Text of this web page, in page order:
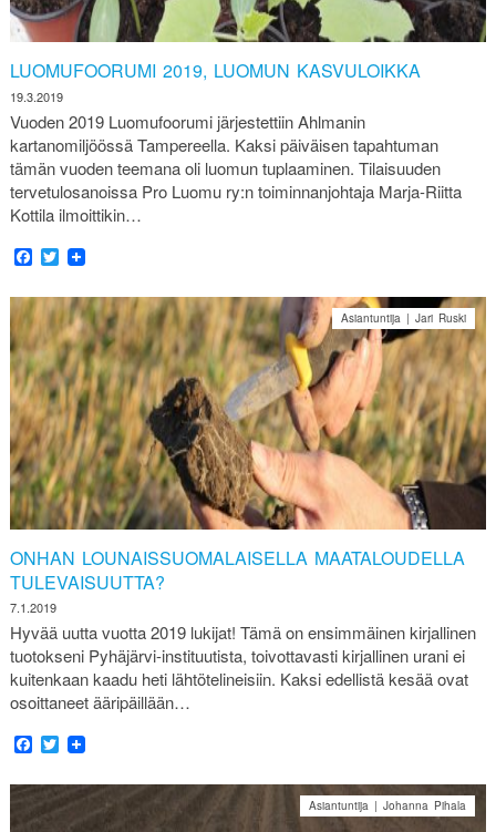
LUOMUFOORUMI 2019, LUOMUN KASVULOIKKA
19.3.2019
Vuoden 2019 Luomufoorumi järjestettiin Ahlmanin
kartanomiljöössä Tampereella. Kaksi päiväisen tapahtuman
tämän vuoden teemana oli luomun tuplaaminen. Tilaisuuden
tervetulosanoissa Pro Luomu ry:n toiminnanjohtaja Marja-Riitta
Kottila ilmoittikin…
Facebook
Twitter
ONHAN LOUNAISSUOMALAISELLA MAATALOUDELLA
TULEVAISUUTTA?
7.1.2019
Asiantuntija | Jari Ruski
Hyvää uutta vuotta 2019 lukijat! Tämä on ensimmäinen kirjallinen
tuotokseni Pyhäjärvi-instituutista, toivottavasti kirjallinen urani ei
kuitenkaan kaadu heti lähtötelineisiin. Kaksi edellistä kesää ovat
osoittaneet ääripäillään…
Facebook
Twitter
Asiantuntija | Johanna Pihala